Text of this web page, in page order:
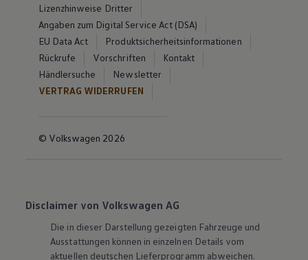
Lizenzhinweise Dritter
Angaben zum Digital Service Act (DSA)
EU Data Act
Produktsicherheitsinformationen
Rückrufe
Vorschriften
Kontakt
Händlersuche
Newsletter
VERTRAG WIDERRUFEN
© Volkswagen 2026
Disclaimer von Volkswagen AG
Die in dieser Darstellung gezeigten Fahrzeuge und
Ausstattungen können in einzelnen Details vom
aktuellen deutschen Lieferprogramm abweichen.